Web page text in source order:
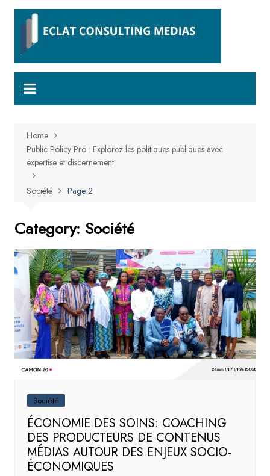
Skip
Home
Public Policy Pro : Explorez les politiques publiques avec
expertise et discernement
Société Page 2
Category: Société
Société
ÉCONOMIE DES SOINS: COACHING
DES PRODUCTEURS DE CONTENUS
MÉDIAS AUTOUR DES ENJEUX SOCIO-
ÉCONOMIQUES